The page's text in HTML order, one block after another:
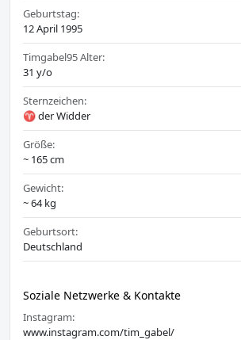
Geburtstag:
12 April 1995
Timgabel95 Alter:
31 y/o
Sternzeichen:
♈ der Widder
Größe:
~ 165 cm
Gewicht:
~ 64 kg
Geburtsort:
Deutschland
Soziale Netzwerke & Kontakte
Instagram:
www.instagram.com/tim_gabel/